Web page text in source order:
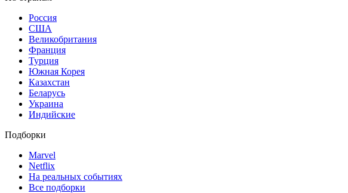
Россия
США
Великобритания
Франция
Турция
Южная Корея
Казахстан
Беларусь
Украина
Индийские
Подборки
Marvel
Netflix
На реальных событиях
Все подборки